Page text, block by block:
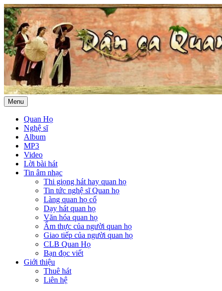
Menu
Quan Họ
Nghệ sĩ
Album
MP3
Video
Lời bài hát
Tin âm nhạc
Thi giọng hát hay quan họ
Tin tức nghệ sĩ Quan họ
Làng quan họ cổ
Dạy hát quan họ
Văn hóa quan họ
Ẩm thực của người quan họ
Giao tiếp của người quan họ
CLB Quan Họ
Bạn đọc viết
Giới thiệu
Thuê hát
Liên hệ